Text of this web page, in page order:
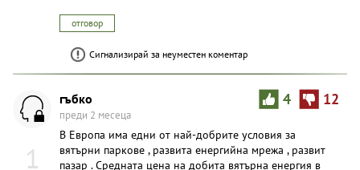
отговор
Сигнализирай за неуместен коментар
1
4 12
гъбко
преди 2 месеца
В Европа има едни от най-добрите условия за
вятърни паркове , развита енергийна мрежа , развит
пазар . Средната цена на добита вятърна енергия в